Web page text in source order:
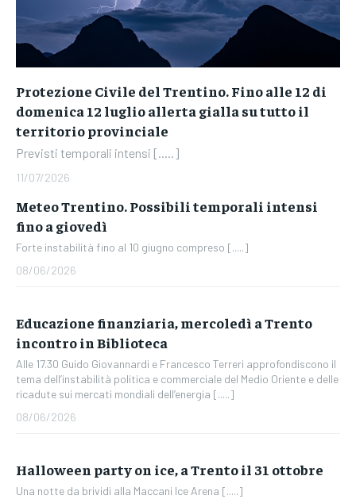
Protezione Civile del Trentino. Fino alle 12 di
domenica 12 luglio allerta gialla su tutto il
territorio provinciale
Previsti temporali intensi [.....]
11/07/2026
Meteo Trentino. Possibili temporali intensi
fino a giovedì
Forte instabilità fino al 10 giugno compreso [.....]
08/06/2026
Educazione finanziaria, mercoledì a Trento
incontro in Biblioteca
Alle 17.30 Guido Giovannardi e Francesco Terreri approfondiscono il
tema dell’instabilità politica e commerciale del Medio Oriente e delle
ricadute sui mercati mondiali dell’energia [.....]
08/06/2026
Halloween party on ice, a Trento il 31 ottobre
Una notte da brividi alla Maccani Ice Arena [.....]